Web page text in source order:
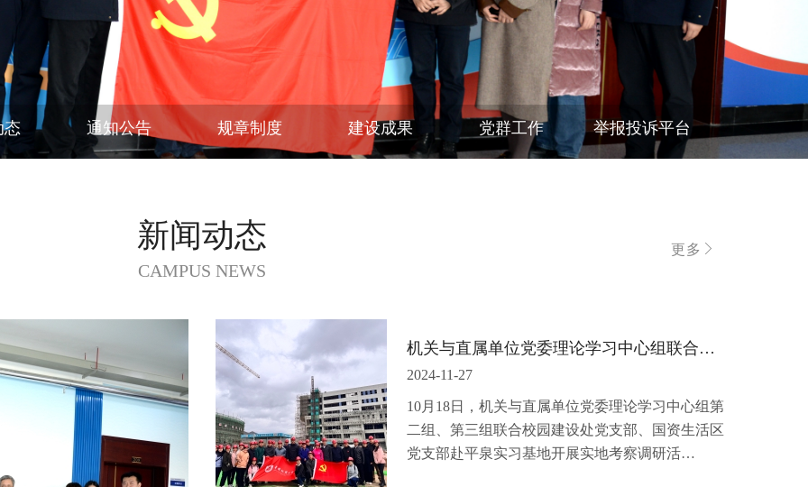
目——淼园
态 通知公告 规章制度 建设成果 党群工作 举报投诉平台
新闻动态
CAMPUS NEWS
更多
机关与直属单位党委理论学习中心组联合校园建设处党支部、国资生活区党支部赴平泉实习基地考察调研
2024-11-27
10月18日，机关与直属单位党委理论学习中心组第
二组、第三组联合校园建设处党支部、国资生活区
党支部赴平泉实习基地开展实地考察调研活…